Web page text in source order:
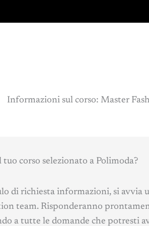
Informazioni sul corso: Master
corso selezionato a Polimoda?
di richiesta informazioni, si avvia
team. Risponderanno
a tutte le domande che potresti